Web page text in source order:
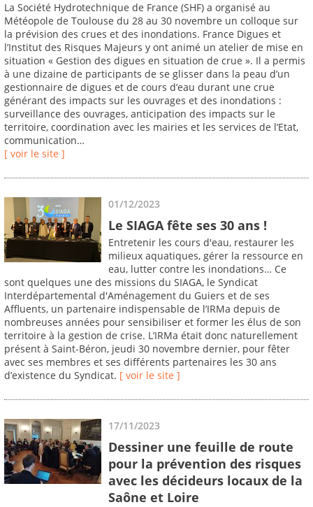
La Société Hydrotechnique de France (SHF) a organisé au
Météopole de Toulouse du 28 au 30 novembre un colloque sur
la prévision des crues et des inondations. France Digues et
l’Institut des Risques Majeurs y ont animé un atelier de mise en
situation « Gestion des digues en situation de crue ». Il a permis
à une dizaine de participants de se glisser dans la peau d’un
gestionnaire de digues et de cours d’eau durant une crue
générant des impacts sur les ouvrages et des inondations :
surveillance des ouvrages, anticipation des impacts sur le
territoire, coordination avec les mairies et les services de l’Etat,
communication…
[ voir le site ]
01/12/2023
Le SIAGA fête ses 30 ans !
Entretenir les cours d'eau, restaurer les
milieux aquatiques, gérer la ressource en
eau, lutter contre les inondations… Ce
sont quelques une des missions du SIAGA, le Syndicat
Interdépartemental d'Aménagement du Guiers et de ses
Affluents, un partenaire indispensable de l’IRMa depuis de
nombreuses années pour sensibiliser et former les élus de son
territoire à la gestion de crise. L’IRMa était donc naturellement
présent à Saint-Béron, jeudi 30 novembre dernier, pour fêter
avec ses membres et ses différents partenaires les 30 ans
d’existence du Syndicat. [ voir le site ]
17/11/2023
Dessiner une feuille de route
pour la prévention des risques
avec les décideurs locaux de la
Saône et Loire